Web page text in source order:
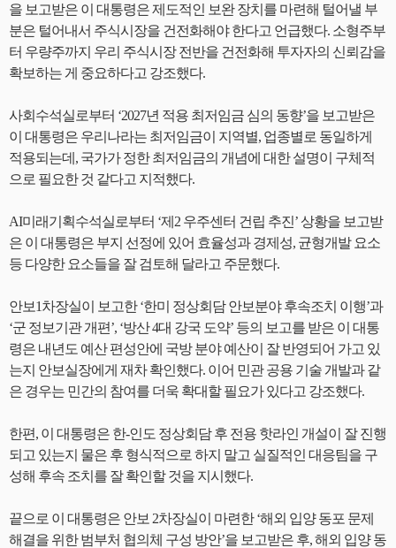
을 보고받은 이 대통령은 제도적인 보완 장치를 마련해 털어낼 부
분은 털어내서 주식시장을 건전화해야 한다고 언급했다. 소형주부
터 우량주까지 우리 주식시장 전반을 건전화해 투자자의 신뢰감을
확보하는 게 중요하다고 강조했다.
사회수석실로부터 ‘2027년 적용 최저임금 심의 동향’을 보고받은
이 대통령은 우리나라는 최저임금이 지역별, 업종별로 동일하게
적용되는데, 국가가 정한 최저임금의 개념에 대한 설명이 구체적
으로 필요한 것 같다고 지적했다.
AI미래기획수석실로부터 ‘제2 우주센터 건립 추진’ 상황을 보고받
은 이 대통령은 부지 선정에 있어 효율성과 경제성, 균형개발 요소
등 다양한 요소들을 잘 검토해 달라고 주문했다.
안보1차장실이 보고한 ‘한미 정상회담 안보분야 후속조치 이행’과
‘군 정보기관 개편’, ‘방산 4대 강국 도약’ 등의 보고를 받은 이 대통
령은 내년도 예산 편성안에 국방 분야 예산이 잘 반영되어 가고 있
는지 안보실장에게 재차 확인했다. 이어 민관 공용 기술 개발과 같
은 경우는 민간의 참여를 더욱 확대할 필요가 있다고 강조했다.
한편, 이 대통령은 한-인도 정상회담 후 전용 핫라인 개설이 잘 진행
되고 있는지 물은 후 형식적으로 하지 말고 실질적인 대응팀을 구
성해 후속 조치를 잘 확인할 것을 지시했다.
끝으로 이 대통령은 안보 2차장실이 마련한 ‘해외 입양 동포 문제
해결을 위한 범부처 협의체 구성 방안’을 보고받은 후, 해외 입양 동